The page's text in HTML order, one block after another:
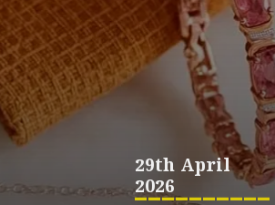
29th April
2026
__________